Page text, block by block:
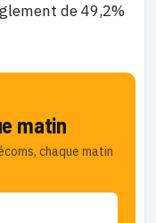
de 49,2%
matin
chaque matin